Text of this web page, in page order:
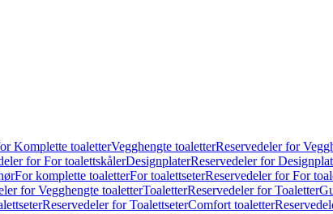
Komplette toaletterVegghengte toaletterReservedeler for
for For toalettskålerDesignplaterReservedeler for
For komplette toaletterFor toalettseterReservedeler for For
for Vegghengte toaletterToaletterReservedeler for Toaletter
Reservedeler for ToalettseterComfort toaletter